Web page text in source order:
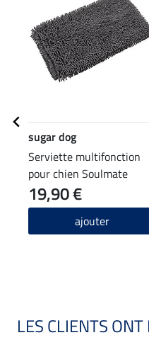
sugar dog
Serviette multifonction
pour chien Soulmate
19,90 €
ajouter
LES CLIENTS